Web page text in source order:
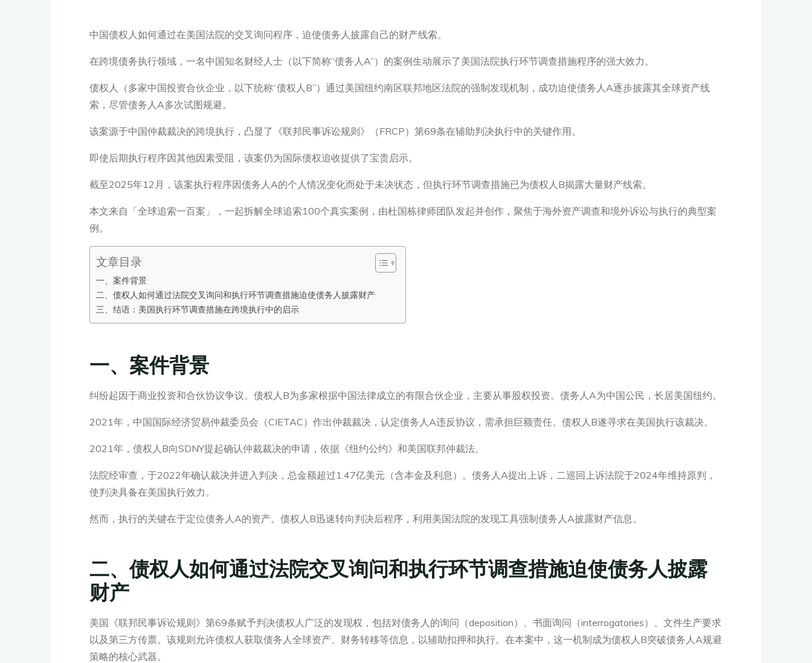
中国债权人如何通过在美国法院的交叉询问程序，迫使债务人披露自己的财产线索。
在跨境债务执行领域，一名中国知名财经人士（以下简称“债务人A”）的案例生动展示了美国法院执行环节调查措施程序的强大效力。
债权人（多家中国投资合伙企业，以下统称“债权人B”）通过美国纽约南区联邦地区法院的强制发现机制，成功迫使债务人A逐步披露其全球资产线
索，尽管债务人A多次试图规避。
该案源于中国仲裁裁决的跨境执行，凸显了《联邦民事诉讼规则》（FRCP）第69条在辅助判决执行中的关键作用。
即使后期执行程序因其他因素受阻，该案仍为国际债权追收提供了宝贵启示。
截至2025年12月，该案执行程序因债务人A的个人情况变化而处于未决状态，但执行环节调查措施已为债权人B揭露大量财产线索。
本文来自「全球追索一百案」，一起拆解全球追索100个真实案例，由杜国栋律师团队发起并创作，聚焦于海外资产调查和境外诉讼与执行的典型案
例。
文章目录
一、案件背景
二、债权人如何通过法院交叉询问和执行环节调查措施迫使债务人披露财产
三、结语：美国执行环节调查措施在跨境执行中的启示
一、案件背景
纠纷起因于商业投资和合伙协议争议。债权人B为多家根据中国法律成立的有限合伙企业，主要从事股权投资。债务人A为中国公民，长居美国纽约。
2021年，中国国际经济贸易仲裁委员会（CIETAC）作出仲裁裁决，认定债务人A违反协议，需承担巨额责任。债权人B遂寻求在美国执行该裁决。
2021年，债权人B向SDNY提起确认仲裁裁决的申请，依据《纽约公约》和美国联邦仲裁法。
法院经审查，于2022年确认裁决并进入判决，总金额超过1.47亿美元（含本金及利息）。债务人A提出上诉，二巡回上诉法院于2024年维持原判，
使判决具备在美国执行效力。
然而，执行的关键在于定位债务人A的资产。债权人B迅速转向判决后程序，利用美国法院的发现工具强制债务人A披露财产信息。
二、债权人如何通过法院交叉询问和执行环节调查措施迫使债务人披露
财产
美国《联邦民事诉讼规则》第69条赋予判决债权人广泛的发现权，包括对债务人的询问（deposition）、书面询问（interrogatories）、文件生产要求
以及第三方传票。该规则允许债权人获取债务人全球资产、财务转移等信息，以辅助扣押和执行。在本案中，这一机制成为债权人B突破债务人A规避
策略的核心武器。